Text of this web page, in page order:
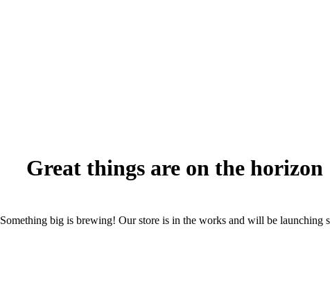
Great things are on the horizon
Something big is brewing! Our store is in the works and will be launching